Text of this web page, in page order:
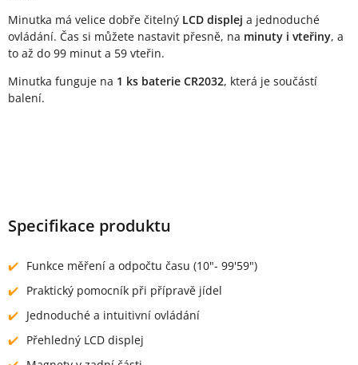
Minutka má velice dobře čitelný LCD displej a jednoduché
ovládání. Čas si můžete nastavit přesně, na minuty i vteřiny, a
to až do 99 minut a 59 vteřin.
Minutka funguje na 1 ks baterie CR2032, která je součástí
balení.
Specifikace produktu
Funkce měření a odpočtu času (10"- 99'59")
Praktický pomocník při přípravě jídel
Jednoduché a intuitivní ovládání
Přehledný LCD displej